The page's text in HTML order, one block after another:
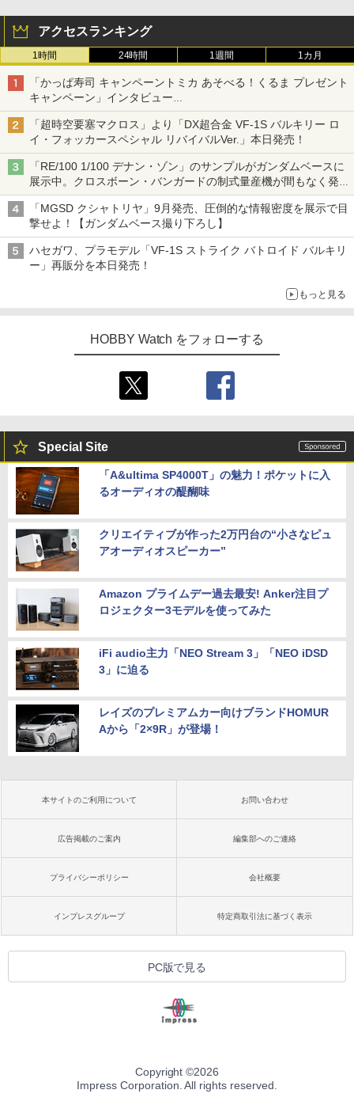
アクセスランキング
1時間 24時間 1週間 1カ月
「かっぱ寿司 キャンペーントミカ あそべる！くるま プレゼント
キャンペーン」インタビュー
子どもが楽しめるかっぱ寿司ならではの体験とコラボの楽しさを
追求
「超時空要塞マクロス」より「DX超合金 VF-1S バルキリー ロ
イ・フォッカースペシャル リバイバルVer.」本日発売！
「RE/100 1/100 デナン・ゾン」のサンプルがガンダムベースに
展示中。クロスボーン・バンガードの制式量産機が間もなく発送
【ガンダムベース撮り下ろし】
「MGSD クシャトリヤ」9月発売、圧倒的な情報密度を展示で目
撃せよ！【ガンダムベース撮り下ろし】
ハセガワ、プラモデル「VF-1S ストライク バトロイド バルキリ
ー」再販分を本日発売！
もっと見る
HOBBY Watch をフォローする
Special Site
「A&ultima SP4000T」の魅力！ポケットに入
るオーディオの醍醐味
クリエイティブが作った2万円台の“小さなピュ
アオーディオスピーカー”
Amazon プライムデー過去最安! Anker注目プ
ロジェクター3モデルを使ってみた
iFi audio主力「NEO Stream 3」「NEO iDSD
3」に迫る
レイズのプレミアムカー向けブランドHOMUR
Aから「2×9R」が登場！
本サイトのご利用について お問い合わせ
広告掲載のご案内 編集部へのご連絡
プライバシーポリシー 会社概要
インプレスグループ 特定商取引法に基づく表示
PC版で見る
Copyright ©2026
Impress Corporation. All rights reserved.